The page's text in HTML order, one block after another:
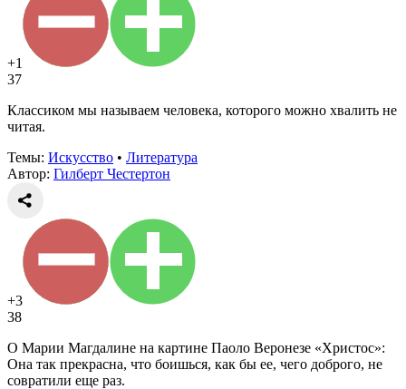
+1
37
Классиком мы называем человека, которого можно хвалить не
читая.
Темы: Искусство • Литература
Автор: Гилберт Честертон
+3
38
О Марии Магдалине на картине Паоло Веронезе «Христос»:
Она так прекрасна, что боишься, как бы ее, чего доброго, не
совратили еще раз.